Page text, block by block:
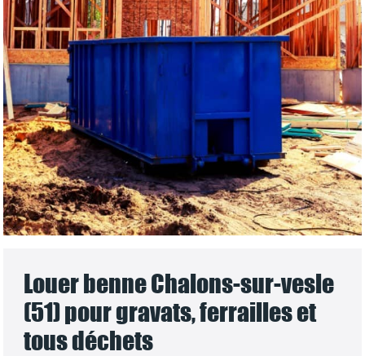
Louer benne Chalons-sur-vesle
(51) pour gravats, ferrailles et
tous déchets